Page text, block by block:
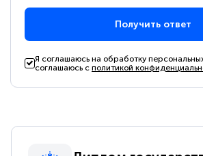
Получить ответ
Я соглашаюсь на обработку
соглашаюсь сполитикой